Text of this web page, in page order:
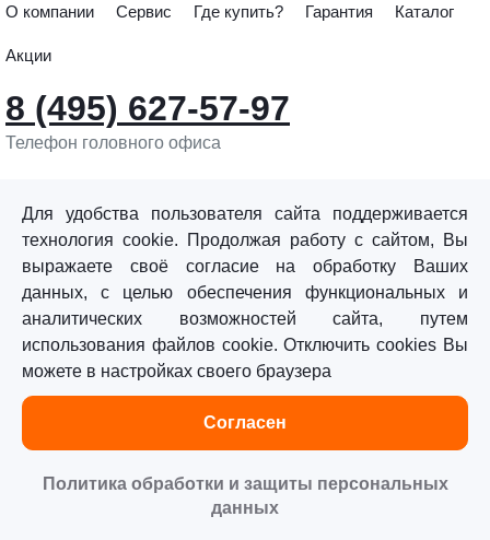
О компании Сервис Где купить? Гарантия Каталог
Акции
8 (495) 627-57-97
Телефон головного офиса
©«Sturm!» 2011–2026 ®
Все права защищены.
Политика обработки персональных данных
Для удобства пользователя сайта поддерживается
технология cookie. Продолжая работу с сайтом, Вы
выражаете своё согласие на обработку Ваших
данных, с целью обеспечения функциональных и
аналитических возможностей сайта, путем
использования файлов cookie. Отключить cookies Вы
можете в настройках своего браузера
Согласен
Политика обработки и защиты персональных
данных